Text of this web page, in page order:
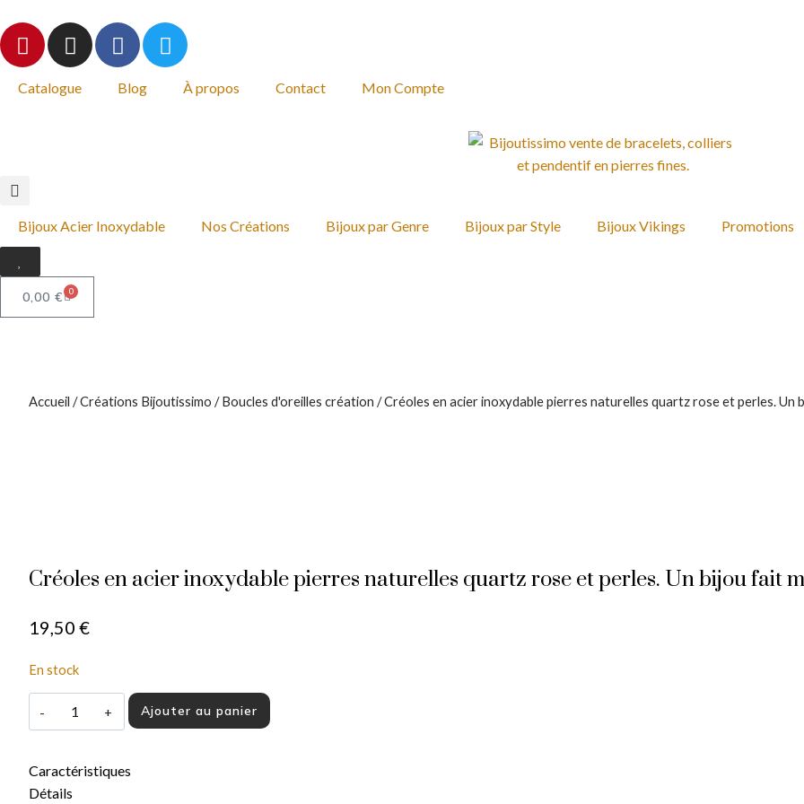
Catalogue Blog À propos Contact Mon Compte
Bijoux Acier Inoxydable Nos Créations Bijoux par Genre Bijoux par Style Bijoux Vikings Promotions
0,00 € 0
Accueil /Créations Bijoutissimo /Boucles d'oreilles création / Créoles en acier inoxydable pierres naturelles quartz rose et perles. Un
Créoles en acier inoxydable pierres naturelles quartz rose et perles. Un bijou fait
19,50 €
En stock
Ajouter au panier
Caractéristiques
Détails